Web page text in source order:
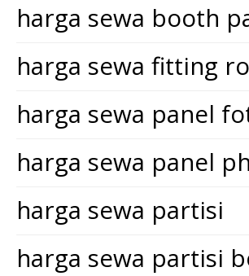
harga sewa booth
harga sewa fitting
harga sewa panel
harga sewa panel
harga sewa partisi
harga sewa partisi